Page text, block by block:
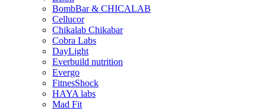
BombBar & CHICALAB
Cellucor
Chikalab Chikabar
Cobra Labs
DayLight
Everbuild nutrition
Evergo
FitnesShock
HAYA labs
Mad Fit